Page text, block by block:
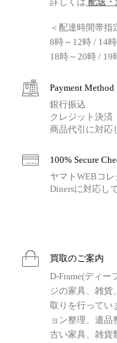
＜配達時間帯指
8時～12時 / 14
18時～20時 / 19
Payment Method
銀行振込
クレジット決済
商品代引に対応
100% Secure
ヤマトWEBコレ
Dinersに対応し
買取のご案内
D-Frame(ディー
ジの家具、雑貨
取りを行ってい
ョン整理、遺品
古い家具、雑貨